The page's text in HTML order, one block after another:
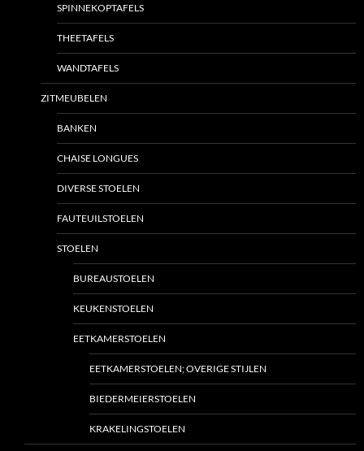
SPINNEKOPTAFELS
THEETAFELS
WANDTAFELS
ZITMEUBELEN
BANKEN
CHAISE LONGUES
DIVERSE STOELEN
FAUTEUILSTOELEN
STOELEN
BUREAUSTOELEN
KEUKENSTOELEN
EETKAMERSTOELEN
EETKAMERSTOELEN; OVERIGE STIJLEN
BIEDERMEIERSTOELEN
KRAKELINGSTOELEN